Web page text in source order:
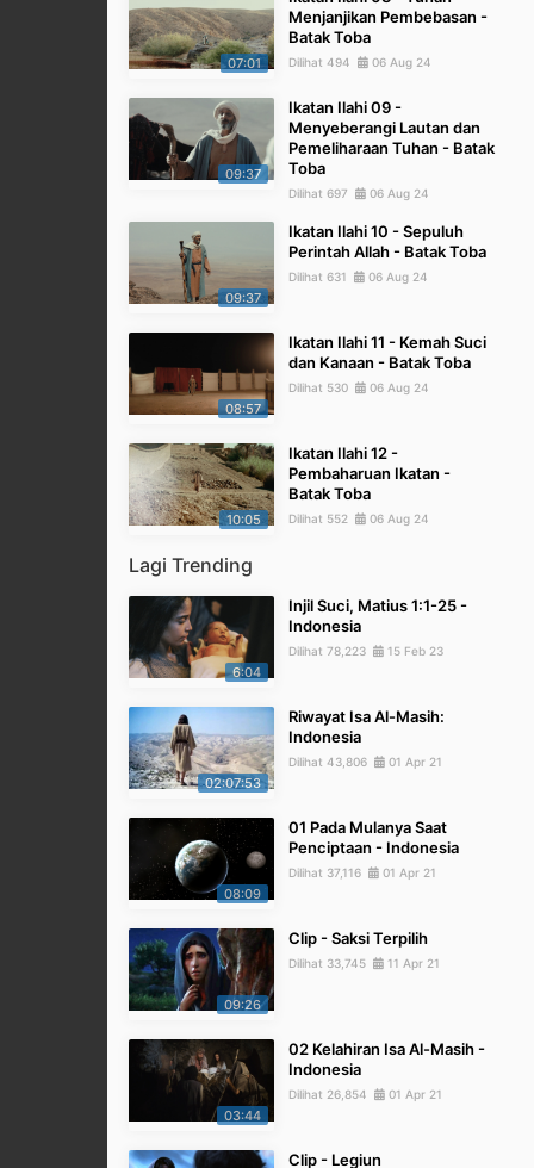
07:01
Menjanjikan Pembebasan -
Batak Toba
Dilihat 494 06 Aug 24
09:37
Ikatan Ilahi 09 -
Menyeberangi Lautan dan
Pemeliharaan Tuhan - Batak
Toba
Dilihat 697 06 Aug 24
09:37
Ikatan Ilahi 10 - Sepuluh
Perintah Allah - Batak Toba
Dilihat 631 06 Aug 24
08:57
Ikatan Ilahi 11 - Kemah Suci
dan Kanaan - Batak Toba
Dilihat 530 06 Aug 24
10:05
Ikatan Ilahi 12 -
Pembaharuan Ikatan -
Batak Toba
Dilihat 552 06 Aug 24
Lagi Trending
6:04
Injil Suci, Matius 1:1-25 -
Indonesia
Dilihat 78,223 15 Feb 23
02:07:53
Riwayat Isa Al-Masih:
Indonesia
Dilihat 43,806 01 Apr 21
08:09
01 Pada Mulanya Saat
Penciptaan - Indonesia
Dilihat 37,116 01 Apr 21
09:26
Clip - Saksi Terpilih
Dilihat 33,745 11 Apr 21
03:44
02 Kelahiran Isa Al-Masih -
Indonesia
Dilihat 26,854 01 Apr 21
Clip - Legiun